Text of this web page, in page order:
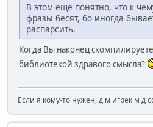
В этом ещё понятно, что к
фразы бесят, бо иногда
распарсить.
Когда Вы наконец
библиотекой здравого смысла?
Если я кому-то нужен, д м игрек м д